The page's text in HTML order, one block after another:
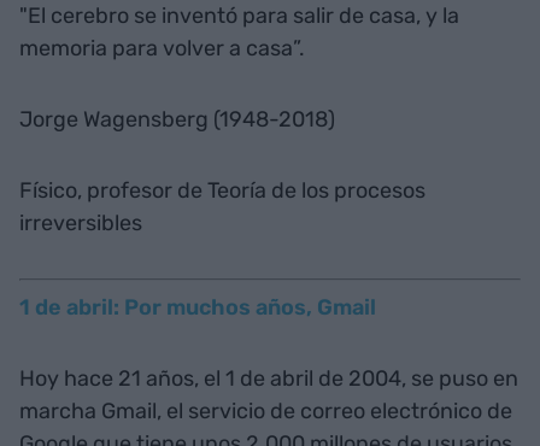
"El cerebro se inventó para salir de casa, y la
memoria para volver a casa”.
Jorge Wagensberg (1948-2018)
Físico, profesor de Teoría de los procesos
irreversibles
1 de abril: Por muchos años, Gmail
Hoy hace 21 años, el 1 de abril de 2004, se puso en
marcha Gmail, el servicio de correo electrónico de